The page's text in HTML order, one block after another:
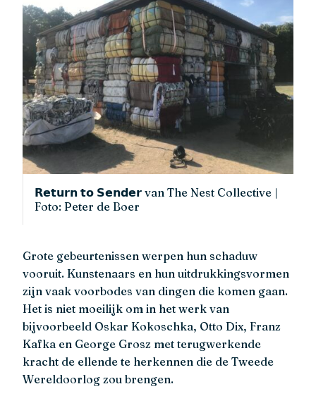
𝗥𝗲𝘁𝘂𝗿𝗻 𝘁𝗼 𝗦𝗲𝗻𝗱𝗲𝗿 van The Nest Collective |
Foto: Peter de Boer
Grote gebeurtenissen werpen hun schaduw
vooruit. Kunstenaars en hun uitdrukkingsvormen
zijn vaak voorbodes van dingen die komen gaan.
Het is niet moeilijk om in het werk van
bijvoorbeeld Oskar Kokoschka, Otto Dix, Franz
Kafka en George Grosz met terugwerkende
kracht de ellende te herkennen die de Tweede
Wereldoorlog zou brengen.